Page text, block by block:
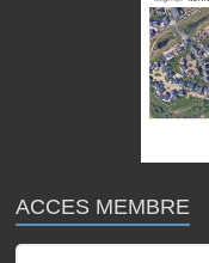
ACCES MEMBRE